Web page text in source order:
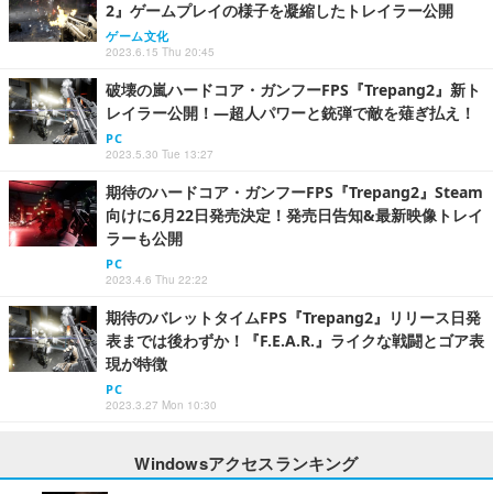
2』ゲームプレイの様子を凝縮したトレイラー公開
ゲーム文化
2023.6.15 Thu 20:45
破壊の嵐ハードコア・ガンフーFPS『Trepang2』新ト
レイラー公開！―超人パワーと銃弾で敵を薙ぎ払え！
PC
2023.5.30 Tue 13:27
期待のハードコア・ガンフーFPS『Trepang2』Steam
向けに6月22日発売決定！発売日告知&最新映像トレイ
ラーも公開
PC
2023.4.6 Thu 22:22
期待のバレットタイムFPS『Trepang2』リリース日発
表までは後わずか！『F.E.A.R.』ライクな戦闘とゴア表
現が特徴
PC
2023.3.27 Mon 10:30
Windowsアクセスランキング